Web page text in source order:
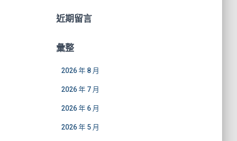
近期留言
彙整
2026 年 8 月
2026 年 7 月
2026 年 6 月
2026 年 5 月